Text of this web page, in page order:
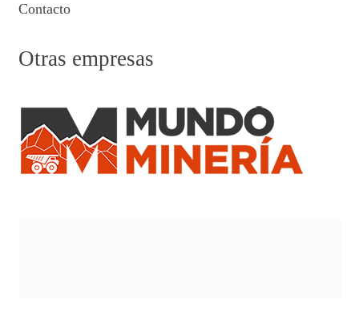
Contacto
Otras empresas